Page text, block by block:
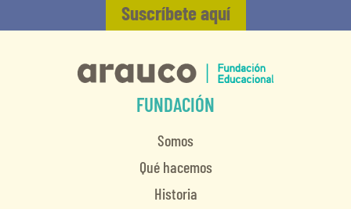
Suscríbete aquí
FUNDACIÓN
Somos
Qué hacemos
Historia